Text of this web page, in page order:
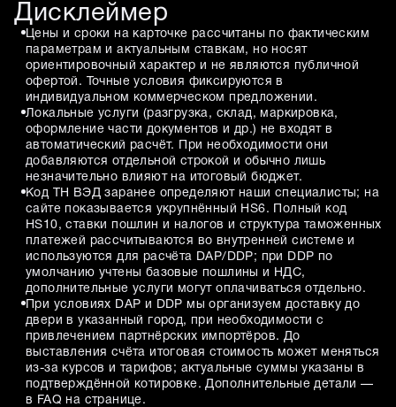
Дисклеймер
Цены и сроки на карточке рассчитаны по фактическим
параметрам и актуальным ставкам, но носят
ориентировочный характер и не являются публичной
офертой. Точные условия фиксируются в
индивидуальном коммерческом предложении.
Локальные услуги (разгрузка, склад, маркировка,
оформление части документов и др.) не входят в
автоматический расчёт. При необходимости они
добавляются отдельной строкой и обычно лишь
незначительно влияют на итоговый бюджет.
Код ТН ВЭД заранее определяют наши специалисты; на
сайте показывается укрупнённый HS6. Полный код
HS10, ставки пошлин и налогов и структура таможенных
платежей рассчитываются во внутренней системе и
используются для расчёта DAP/DDP; при DDP по
умолчанию учтены базовые пошлины и НДС,
дополнительные услуги могут оплачиваться отдельно.
При условиях DAP и DDP мы организуем доставку до
двери в указанный город, при необходимости с
привлечением партнёрских импортёров. До
выставления счёта итоговая стоимость может меняться
из-за курсов и тарифов; актуальные суммы указаны в
подтверждённой котировке. Дополнительные детали —
в FAQ на странице.